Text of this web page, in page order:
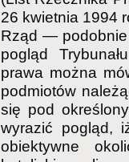
26 kwietnia 1994
Rząd —
pogląd
prawa można
podmiotów
się pod
wyrazić pogląd,
obiektywne